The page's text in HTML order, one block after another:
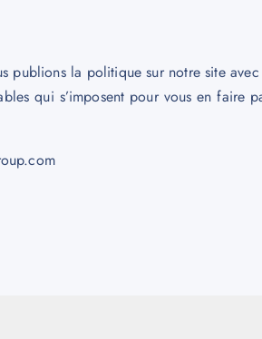
la politique sur notre site
qui s’imposent pour vous en faire